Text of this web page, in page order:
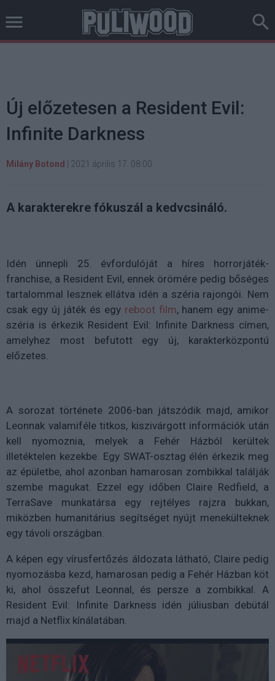
Új előzetesen a Resident Evil:
Infinite Darkness
Milány Botond 2021 április 17. 08:00
A karakterekre fókuszál a kedvcsináló.
Idén ünnepli 25. évfordulóját a híres horrorjáték-
franchise, a Resident Evil, ennek örömére pedig bőséges
tartalommal lesznek ellátva idén a széria rajongói. Nem
csak egy új játék és egy reboot film, hanem egy anime-
széria is érkezik Resident Evil: Infinite Darkness címen,
amelyhez most befutott egy új, karakterközpontú
előzetes.
A sorozat története 2006-ban játszódik majd, amikor
Leonnak valamiféle titkos, kiszivárgott információk után
kell nyomoznia, melyek a Fehér Házból kerültek
illetéktelen kezekbe. Egy SWAT-osztag élén érkezik meg
az épületbe, ahol azonban hamarosan zombikkal találják
szembe magukat. Ezzel egy időben Claire Redfield, a
TerraSave munkatársa egy rejtélyes rajzra bukkan,
miközben humanitárius segítséget nyújt menekülteknek
egy távoli országban.
A képen egy vírusfertőzés áldozata látható, Claire pedig
nyomozásba kezd, hamarosan pedig a Fehér Házban köt
ki, ahol összefut Leonnal, és persze a zombikkal. A
Resident Evil: Infinite Darkness idén júliusban debütál
majd a Netflix kínálatában.